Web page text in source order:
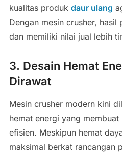
kualitas produk daur ulang
Dengan mesin crusher,
dan memiliki nilai jual lebih
3. Desain Hemat
Dirawat
Mesin crusher modern kini
hemat energi yang
efisien. Meskipun hemat
maksimal berkat rancangan